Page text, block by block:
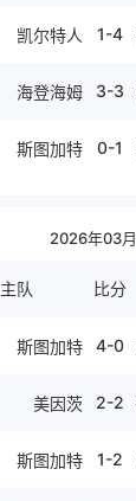
凯尔特人 1-4
海登海姆 3-3
斯图加特 0-1
2026年03月
主队 比分
斯图加特 4-0
美因茨 2-2
斯图加特 1-2